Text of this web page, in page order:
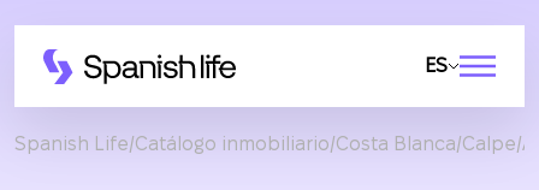
ES
Spanish Life Catálogo inmobiliario Costa Blanca Calpe